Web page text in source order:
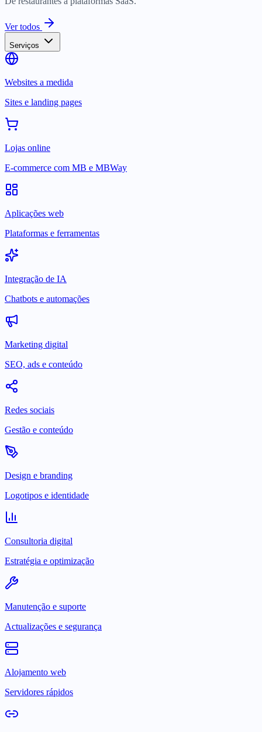
Ver todos
Serviços
Websites a medida
Sites e landing pages
Lojas online
E-commerce com MB e MBWay
Aplicações web
Plataformas e ferramentas
Integração de IA
Chatbots e automações
Marketing digital
SEO, ads e conteúdo
Redes sociais
Gestão e conteúdo
Design e branding
Logotipos e identidade
Consultoria digital
Estratégia e optimização
Manutenção e suporte
Actualizações e segurança
Alojamento web
Servidores rápidos